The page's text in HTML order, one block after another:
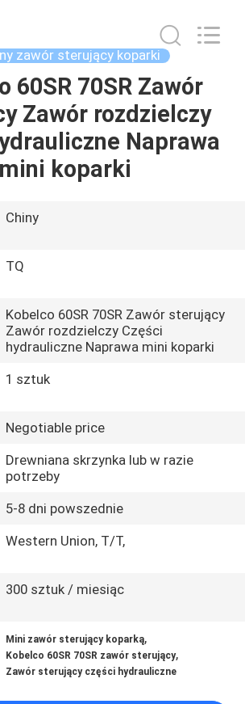
zawór sterujący koparki
60SR 70SR Zawór
Zawór rozdzielczy
Naprawa
mini koparki
Chiny
TQ
Kobelco 60SR 70SR Zawór sterujący
Zawór rozdzielczy Części
hydrauliczne Naprawa mini koparki
1 sztuk
Negotiable price
Drewniana skrzynka lub w razie
potrzeby
5-8 dni powszednie
Western Union, T/T,
300 sztuk / miesiąc
Mini zawór sterujący koparką,
Kobelco 60SR 70SR zawór sterujący,
Zawór sterujący części hydrauliczne